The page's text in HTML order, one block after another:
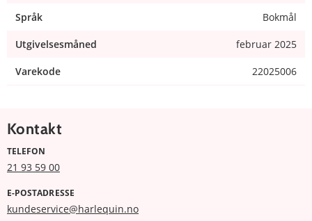
Språk Bokmål
Utgivelsesmåned februar 2025
Varekode 22025006
Kontakt
TELEFON
21 93 59 00
E-POSTADRESSE
kundeservice@harlequin.no